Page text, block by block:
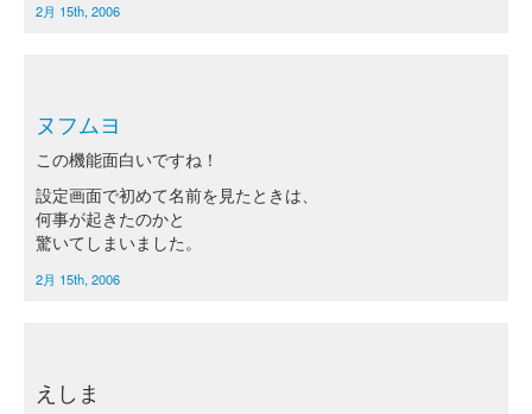
2月 15th, 2006
ヌフムヨ
この機能面白いですね！
設定画面で初めて名前を見たときは、
何事が起きたのかと
驚いてしまいました。
2月 15th, 2006
えしま